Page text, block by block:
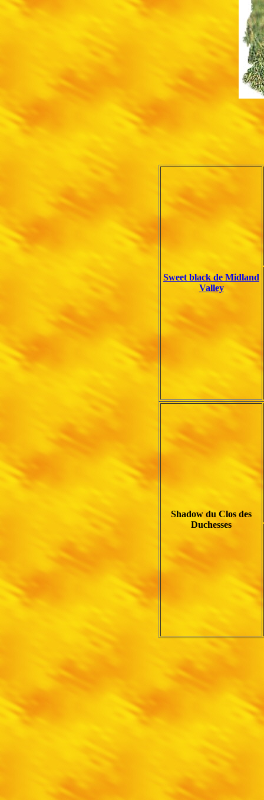
Sweet black de Midland
Valley
Shadow du Clos des
Duchesses